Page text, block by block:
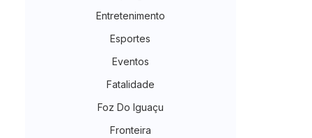
Entretenimento
Esportes
Eventos
Fatalidade
Foz Do Iguaçu
Fronteira